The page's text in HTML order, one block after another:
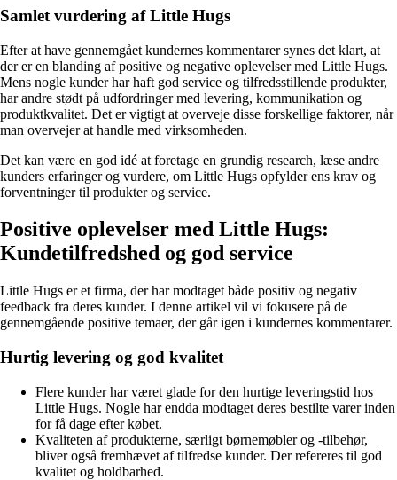
Samlet vurdering af Little Hugs
Efter at have gennemgået kundernes kommentarer synes det klart, at
der er en blanding af positive og negative oplevelser med Little Hugs.
Mens nogle kunder har haft god service og tilfredsstillende produkter,
har andre stødt på udfordringer med levering, kommunikation og
produktkvalitet. Det er vigtigt at overveje disse forskellige faktorer, når
man overvejer at handle med virksomheden.
Det kan være en god idé at foretage en grundig research, læse andre
kunders erfaringer og vurdere, om Little Hugs opfylder ens krav og
forventninger til produkter og service.
Positive oplevelser med Little Hugs:
Kundetilfredshed og god service
Little Hugs er et firma, der har modtaget både positiv og negativ
feedback fra deres kunder. I denne artikel vil vi fokusere på de
gennemgående positive temaer, der går igen i kundernes kommentarer.
Hurtig levering og god kvalitet
Flere kunder har været glade for den hurtige leveringstid hos
Little Hugs. Nogle har endda modtaget deres bestilte varer inden
for få dage efter købet.
Kvaliteten af produkterne, særligt børnemøbler og -tilbehør,
bliver også fremhævet af tilfredse kunder. Der refereres til god
kvalitet og holdbarhed.